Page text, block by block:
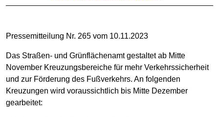
Pressemitteilung Nr. 265 vom 10.11.2023
Das Straßen- und Grünflächenamt gestaltet ab Mitte
November Kreuzungsbereiche für mehr Verkehrssicherheit
und zur Förderung des Fußverkehrs. An folgenden
Kreuzungen wird voraussichtlich bis Mitte Dezember
gearbeitet: